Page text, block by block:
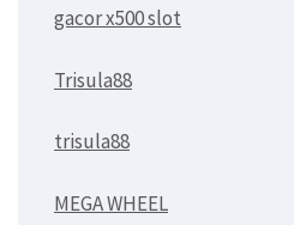
gacor x500 slot
Trisula88
trisula88
MEGA WHEEL